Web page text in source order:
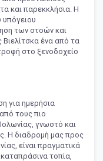
και παρεκκλήσια. Η
υπόγειου
των στοών και
ένα από τα
στο ξενοδοχείο
για ημερήσια
τους πιο
γνωστό και
Η διαδρομή μας προς
είναι πραγματικά
τοπία,